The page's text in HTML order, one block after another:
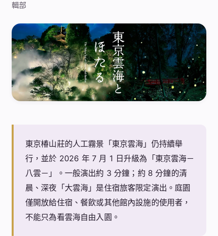
輯部
東京椿山莊的人工霧景「東京雲海」仍持續舉
行，並於 2026 年 7 月 1 日升級為「東京雲海－
八雲－」。一般演出約 3 分鐘；約 8 分鐘的清
晨、深夜「大雲海」是住宿旅客限定演出。庭園
僅開放給住宿、餐飲或其他館內設施的使用者，
不能只為看雲海自由入園。